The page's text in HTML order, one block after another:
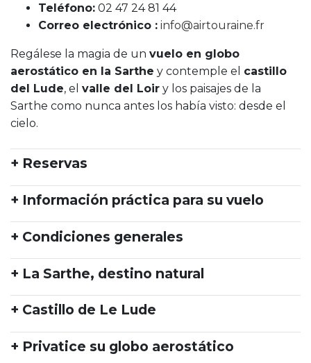
Teléfono: 02 47 24 81 44
Correo electrónico : info@airtouraine.fr
Regálese la magia de un vuelo en globo
aerostático en la Sarthe y contemple el castillo
del Lude, el valle del Loir y los paisajes de la
Sarthe como nunca antes los había visto: desde el
cielo.
+ Reservas
+ Información práctica para su vuelo
+ Condiciones generales
+ La Sarthe, destino natural
+ Castillo de Le Lude
+ Privatice su globo aerostático